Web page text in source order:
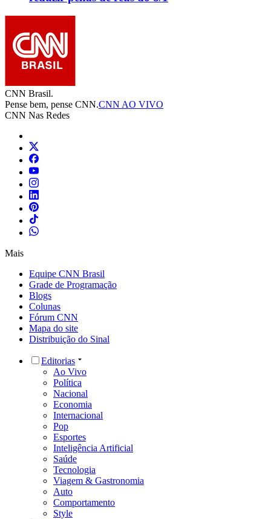
CNN Brasil.
Pense bem, pense CNN.CNN AO VIVO
CNN Nas Redes
Mais
Equipe CNN Brasil
Grade de Programação
Blogs
Colunas
Fórum CNN
Mapa do site
Distribuição do Sinal
Editorias
Ao Vivo
Política
Nacional
Economia
Internacional
Pop
Esportes
Inteligência Artificial
Saúde
Tecnologia
Viagem & Gastronomia
Auto
Comportamento
Style